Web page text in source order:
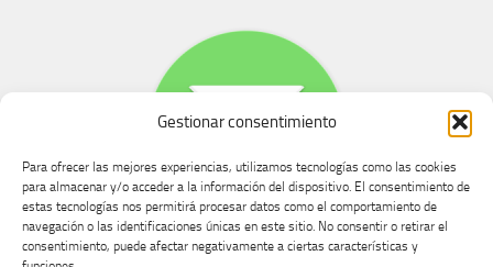
Gestionar consentimiento
Para ofrecer las mejores experiencias, utilizamos tecnologías como las cookies
para almacenar y/o acceder a la información del dispositivo. El consentimiento de
estas tecnologías nos permitirá procesar datos como el comportamiento de
navegación o las identificaciones únicas en este sitio. No consentir o retirar el
consentimiento, puede afectar negativamente a ciertas características y
Buzón de dudas, quejas y sugerencias